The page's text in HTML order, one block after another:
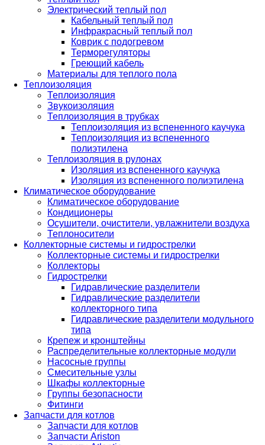
Электрический теплый пол
Кабельный теплый пол
Инфракрасный теплый пол
Коврик с подогревом
Терморегуляторы
Греющий кабель
Материалы для теплого пола
Теплоизоляция
Теплоизоляция
Звукоизоляция
Теплоизоляция в трубках
Теплоизоляция из вспененного каучука
Теплоизоляция из вспененного
полиэтилена
Теплоизоляция в рулонах
Изоляция из вспененного каучука
Изоляция из вспененного полиэтилена
Климатическое оборудование
Климатическое оборудование
Кондиционеры
Осушители, очистители, увлажнители воздуха
Теплоносители
Коллекторные системы и гидрострелки
Коллекторные системы и гидрострелки
Коллекторы
Гидрострелки
Гидравлические разделители
Гидравлические разделители
коллекторного типа
Гидравлические разделители модульного
типа
Крепеж и кронштейны
Распределительные коллекторные модули
Насосные группы
Смесительные узлы
Шкафы коллекторные
Группы безопасности
Фитинги
Запчасти для котлов
Запчасти для котлов
Запчасти Ariston